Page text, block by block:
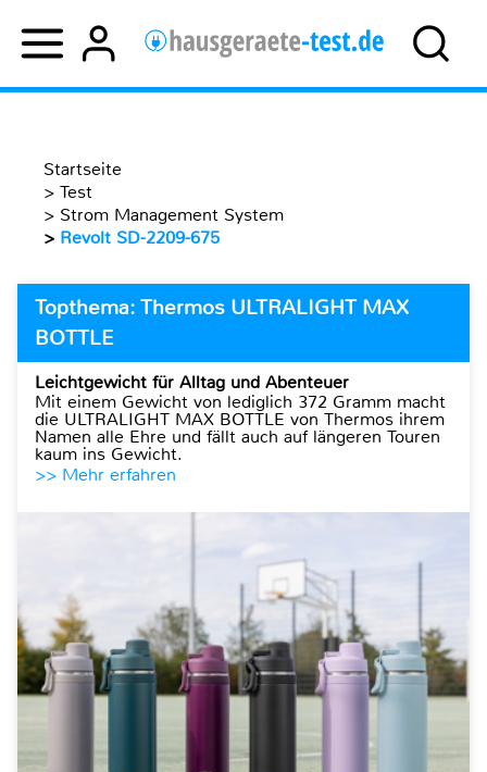
Startseite
> Test
> Strom Management System
> Revolt SD-2209-675
Topthema: Thermos ULTRALIGHT MAX
BOTTLE
Leichtgewicht für Alltag und Abenteuer
Mit einem Gewicht von lediglich 372 Gramm macht
die ULTRALIGHT MAX BOTTLE von Thermos ihrem
Namen alle Ehre und fällt auch auf längeren Touren
kaum ins Gewicht.
>> Mehr erfahren